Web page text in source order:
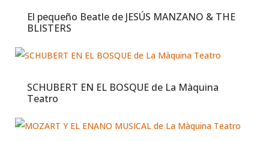
El pequeño Beatle de JESÚS MANZANO & THE
BLISTERS
SCHUBERT EN EL BOSQUE de La Màquina
Teatro